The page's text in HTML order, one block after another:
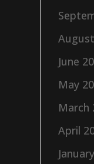
June
May
March
April